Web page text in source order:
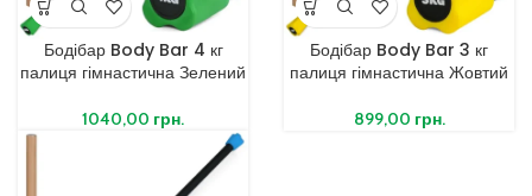
Бодібар Body Bar 4 кг
палиця гімнастична Зелений
1040,00 грн.
Бодібар Body Bar 3 кг
палиця гімнастична Жовтий
899,00 грн.